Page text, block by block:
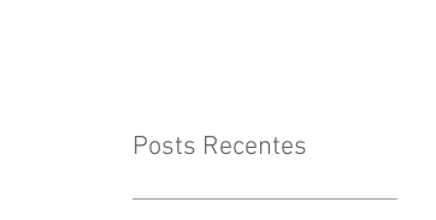
Posts Recentes